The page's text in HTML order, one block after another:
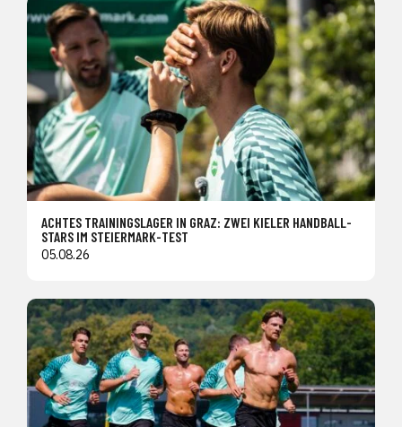
ACHTES TRAININGSLAGER IN GRAZ: ZWEI KIELER HANDBALL-
STARS IM STEIERMARK-TEST
05.08.26